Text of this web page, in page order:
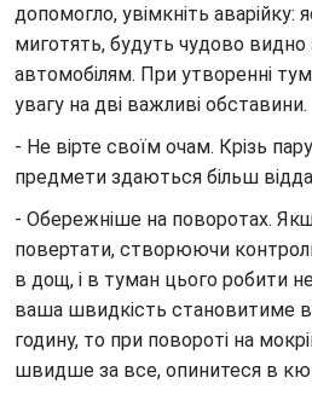
допомогло, увімкніть аварійку:
миготять, будуть чудово видно
автомобілям. При утворенні
увагу на дві важливі обставини.
- Не вірте своїм очам. Крізь
предмети здаються більш
- Обережніше на поворотах.
повертати, створюючи
в дощ, і в туман цього робити
ваша швидкість становитиме
годину, то при повороті на
швидше за все, опинитеся в